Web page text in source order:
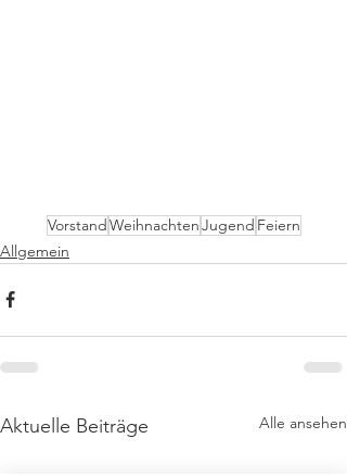
VorstandWeihnachtenJugend Feiern
Allgemein
Aktuelle Beiträge Alle ansehen